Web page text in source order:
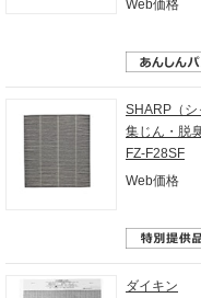
Web価格
SHARP（シ
集じん・脱
FZ-F28SF
Web価格
ダイキン